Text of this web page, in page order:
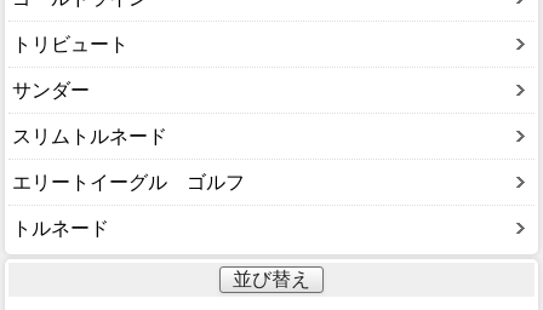
トリビュート
サンダー
スリムトルネード
エリートイーグル ゴルフ
トルネード
並び替え